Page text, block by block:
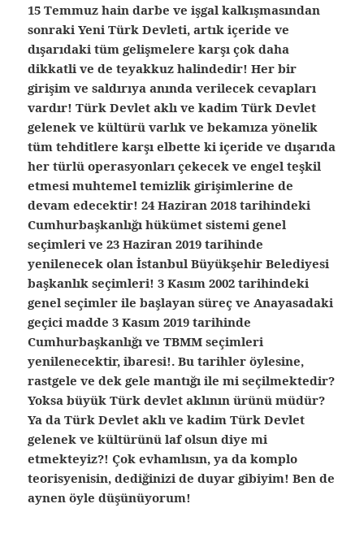
15 Temmuz hain darbe ve işgal kalkışmasından
sonraki Yeni Türk Devleti, artık içeride ve
dışarıdaki tüm gelişmelere karşı çok daha
dikkatli ve de teyakkuz halindedir! Her bir
girişim ve saldırıya anında verilecek cevapları
vardır! Türk Devlet aklı ve kadim Türk Devlet
gelenek ve kültürü varlık ve bekamıza yönelik
tüm tehditlere karşı elbette ki içeride ve dışarıda
her türlü operasyonları çekecek ve engel teşkil
etmesi muhtemel temizlik girişimlerine de
devam edecektir! 24 Haziran 2018 tarihindeki
Cumhurbaşkanlığı hükümet sistemi genel
seçimleri ve 23 Haziran 2019 tarihinde
yenilenecek olan İstanbul Büyükşehir Belediyesi
başkanlık seçimleri! 3 Kasım 2002 tarihindeki
genel seçimler ile başlayan süreç ve Anayasadaki
geçici madde 3 Kasım 2019 tarihinde
Cumhurbaşkanlığı ve TBMM seçimleri
yenilenecektir, ibaresi!. Bu tarihler öylesine,
rastgele ve dek gele mantığı ile mi seçilmektedir?
Yoksa büyük Türk devlet aklının ürünü müdür?
Ya da Türk Devlet aklı ve kadim Türk Devlet
gelenek ve kültürünü laf olsun diye mi
etmekteyiz?! Çok evhamlısın, ya da komplo
teorisyenisin, dediğinizi de duyar gibiyim! Ben de
aynen öyle düşünüyorum!